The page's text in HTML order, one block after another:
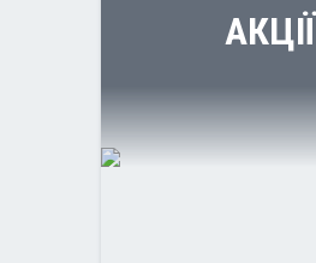
АКЦІЇ